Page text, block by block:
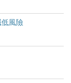
風險